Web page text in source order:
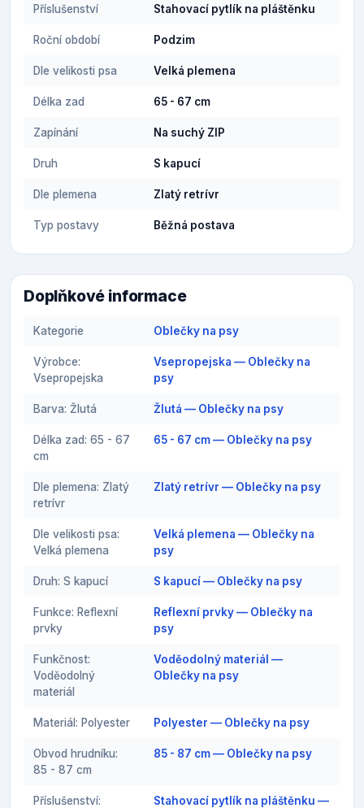
Příslušenství Stahovací pytlík na pláštěnku
Roční období Podzim
Dle velikosti psa Velká plemena
Délka zad 65 - 67 cm
Zapínání Na suchý ZIP
Druh S kapucí
Dle plemena Zlatý retrívr
Typ postavy Běžná postava
Doplňkové informace
Kategorie Oblečky na psy
Výrobce:
Vsepropejska
Vsepropejska — Oblečky na
psy
Barva: Žlutá Žlutá — Oblečky na psy
Délka zad: 65 - 67
cm
65 - 67 cm — Oblečky na psy
Dle plemena: Zlatý
retrívr
Zlatý retrívr — Oblečky na psy
Dle velikosti psa:
Velká plemena
Velká plemena — Oblečky na
psy
Druh: S kapucí S kapucí — Oblečky na psy
Funkce: Reflexní
prvky
Reflexní prvky — Oblečky na
psy
Funkčnost:
Voděodolný
materiál
Voděodolný materiál —
Oblečky na psy
Materiál: Polyester Polyester — Oblečky na psy
Obvod hrudníku:
85 - 87 cm
85 - 87 cm — Oblečky na psy
Příslušenství:
Stahovací pytlík na pláštěnku —